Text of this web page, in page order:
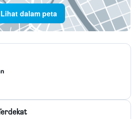
Lihat dalam peta